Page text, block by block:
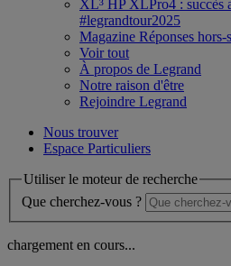
XL³ HP XLPro4 : succès
#legrandtour2025
Magazine Réponses
Voir tout
À propos de Legrand
Notre raison d'être
Rejoindre Legrand
Nous trouver
Espace Particuliers
Utiliser le moteur de recherche
Que cherchez-vous ?
chargement en cours...